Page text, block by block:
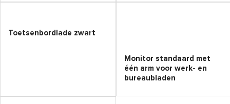
Toetsenbordlade zwart
Monitor standaard met
één arm voor werk- en
bureaubladen